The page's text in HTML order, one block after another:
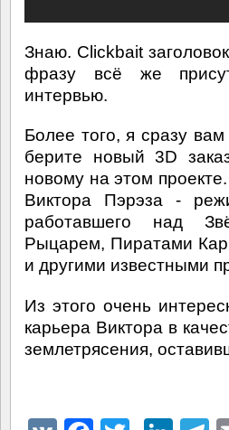
Знаю. Clickbait
фразу всё же
интервью.
Более того, я сразу
берите новый 3D
новому на этом
Виктора Пэрэза -
работавшего над
Рыцарем, Пиратами
и другими известными
Из этого очень
карьера Виктора в
землетрясения,